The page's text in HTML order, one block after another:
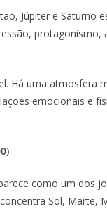
Júpiter e Saturno
protagonismo,
Há uma atmosfera
emocionais e
como um dos
Sol, Marte,